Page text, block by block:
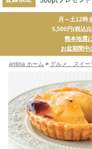
月～土12時
5,500円(税込)
熊本地震
お盆期間中
antina ホーム > グルメ、スイー